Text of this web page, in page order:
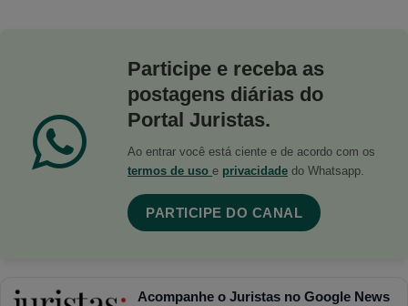
Participe e receba as
postagens diárias do
Portal Juristas.
Ao entrar você está ciente e de acordo com os
termos de uso e privacidade do Whatsapp.
PARTICIPE DO CANAL
Acompanhe o Juristas no Google News